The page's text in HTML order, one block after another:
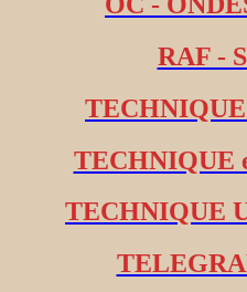
RAF -
TECHNIQUE
TECHNIQUE